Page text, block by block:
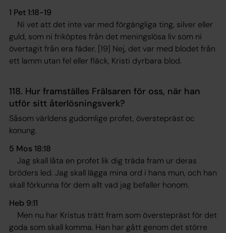
1 Pet 1:18-19
Ni vet att det inte var med förgängliga ting, silver eller
guld, som ni friköptes från det meningslösa liv som ni
övertagit från era fäder. [19] Nej, det var med blodet från
ett lamm utan fel eller fläck, Kristi dyrbara blod.
118. Hur framställes Frälsaren för oss, när han
utför sitt återlösningsverk?
Såsom världens gudomlige profet, överstepräst oc
konung.
5 Mos 18:18
Jag skall låta en profet lik dig träda fram ur deras
bröders led. Jag skall lägga mina ord i hans mun, och han
skall förkunna för dem allt vad jag befaller honom.
Heb 9:11
Men nu har Kristus trätt fram som överstepräst för det
goda som skall komma. Han har gått genom det större